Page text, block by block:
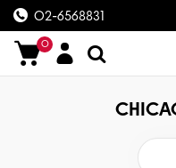
02-6568831
0